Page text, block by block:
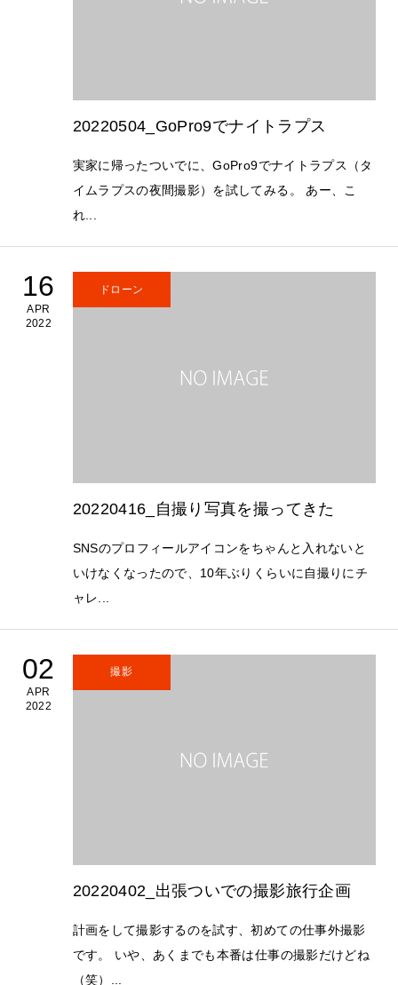
20220504_GoPro9でナイトラプス
実家に帰ったついでに、GoPro9でナイトラプス（タ
イムラプスの夜間撮影）を試してみる。 あー、こ
れ...
16
APR
2022
ドローン
20220416_自撮り写真を撮ってきた
SNSのプロフィールアイコンをちゃんと入れないと
いけなくなったので、10年ぶりくらいに自撮りにチ
ャレ...
02
APR
2022
撮影
20220402_出張ついでの撮影旅行企画
計画をして撮影するのを試す、初めての仕事外撮影
です。 いや、あくまでも本番は仕事の撮影だけどね
（笑）...